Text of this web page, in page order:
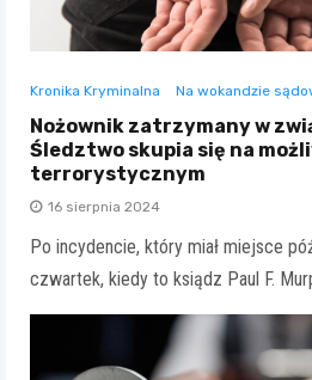
Kronika Kryminalna Na wokandzie
Nożownik zatrzymany w
Śledztwo skupia się na
terrorystycznym
16 sierpnia 2024
Po incydencie, który miał miejsce
czwartek, kiedy to ksiądz Paul F.